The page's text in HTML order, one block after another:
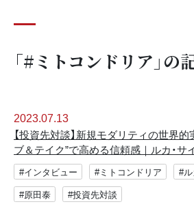
「#ミトコンドリア」の
2023.07.13
【投資先対談】新規モダリティの世界
ブ＆テイク”で高める信頼感｜ルカ・サ
#インタビュー #ミトコンドリア
#ル
#原田泰
#投資先対談